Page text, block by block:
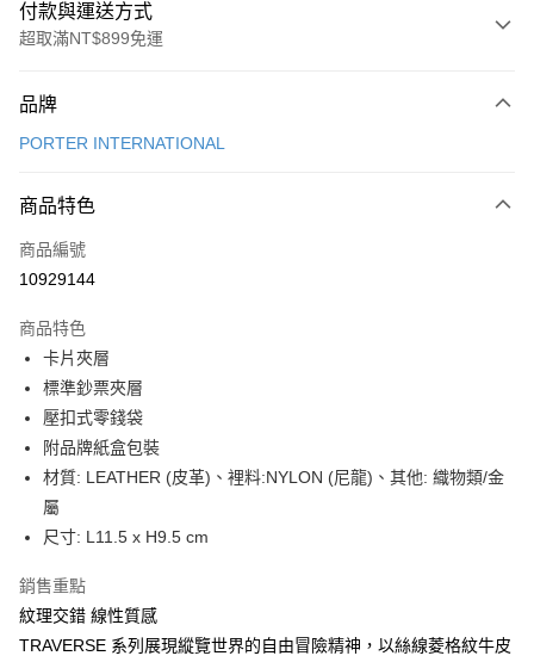
付款與運送方式
超取滿NT$899免運
信用卡一次付款
6 期 0 利率 每期
合作金庫商業銀行
上海商業儲蓄銀行
臺灣中小企業銀行
匯豐（台灣）商業銀行
聯邦商業銀行
元大商業銀行
玉山商業銀行
台灣樂天信用卡公司
LINE Pay
Apple Pay
街口支付
悠遊付
Google Pay
全盈+PAY
大哥付你分期
相關說明
1.本服務由台灣大哥大提供，台灣大哥大用戶可立即使用無須另外申請。
2.付款方式選擇「大哥付你分期」，訂單成立後會自動跳轉到大哥付的交易
成交易。
AFTEE先享後付
相關說明
【關於「AFTEE先享後付」】
品牌
PORTER INTERNATIONAL
商品特色
商品編號
10929144
商品特色
卡片夾層
標準鈔票夾層
壓扣式零錢袋
附品牌紙盒包裝
材質: LEATHER (皮革)、裡料:NYLON (尼龍)、其他: 織物類/金
屬
尺寸: L11.5 x H9.5 cm
銷售重點
紋理交錯 線性質感
TRAVERSE 系列展現縱覽世界的自由冒險精神，以絲線菱格紋牛皮